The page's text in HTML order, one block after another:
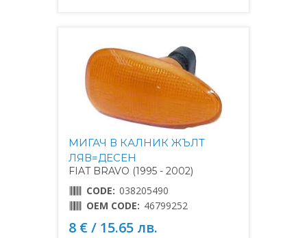
МИГАЧ В КАЛНИК ЖЪЛТ
ЛЯВ=ДЕСЕН
FIAT BRAVO (1995 - 2002)
CODE: 038205490
OEM CODE: 46799252
8 € / 15.65 лв.